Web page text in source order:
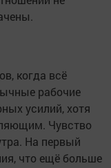
когда всё
рабочие
усилий, хотя
Чувство
На первый
что ещё больше